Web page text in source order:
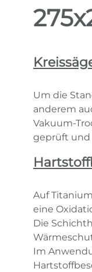
Um die
anderem
Vakuum-
geprüft und
Auf
eine
Die
Im